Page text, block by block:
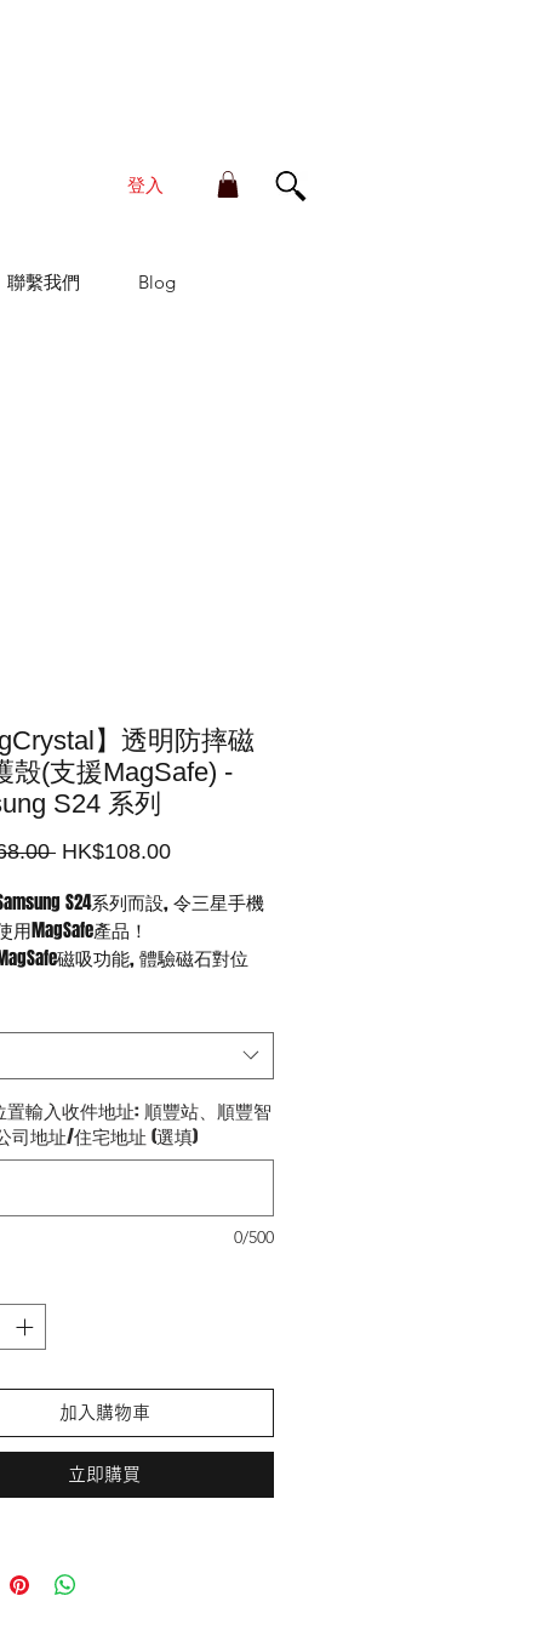
登入
聯繫我們 Blog
】透明防摔磁
殼(支援MagSafe) -
S24 系列
一
價
格
HK$108.00促
價
S24系列而設, 令三星手機
用MagSafe產品！
磁吸功能, 體驗磁石對位
質軟硬的結合，四角內置防摔氣
保護性
出機身的設計, 避免直接與桌面
觸
明設計，直接呈現Samsung S24系
魅力
置輸入收件地址: 順豐站、順豐智
司地址/住宅地址 (選填)
0/500
加入購物車
立即購買